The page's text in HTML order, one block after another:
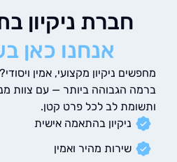
חברת ניקיון בתים
אנחנו כאן
ניקיון מקצועי, אמין ויסודי? אנחנו
הגבוהה ביותר — עם צוות מנוסה,
לב לכל פרט קטן.
ניקיון בהתאמה אישית
שירות מהיר ואמין